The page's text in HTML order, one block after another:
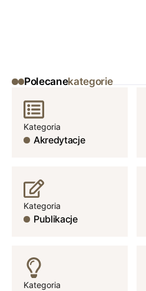
Polecanekategorie
Kategoria
Akredytacje
Kategoria
Publikacje
Kategoria